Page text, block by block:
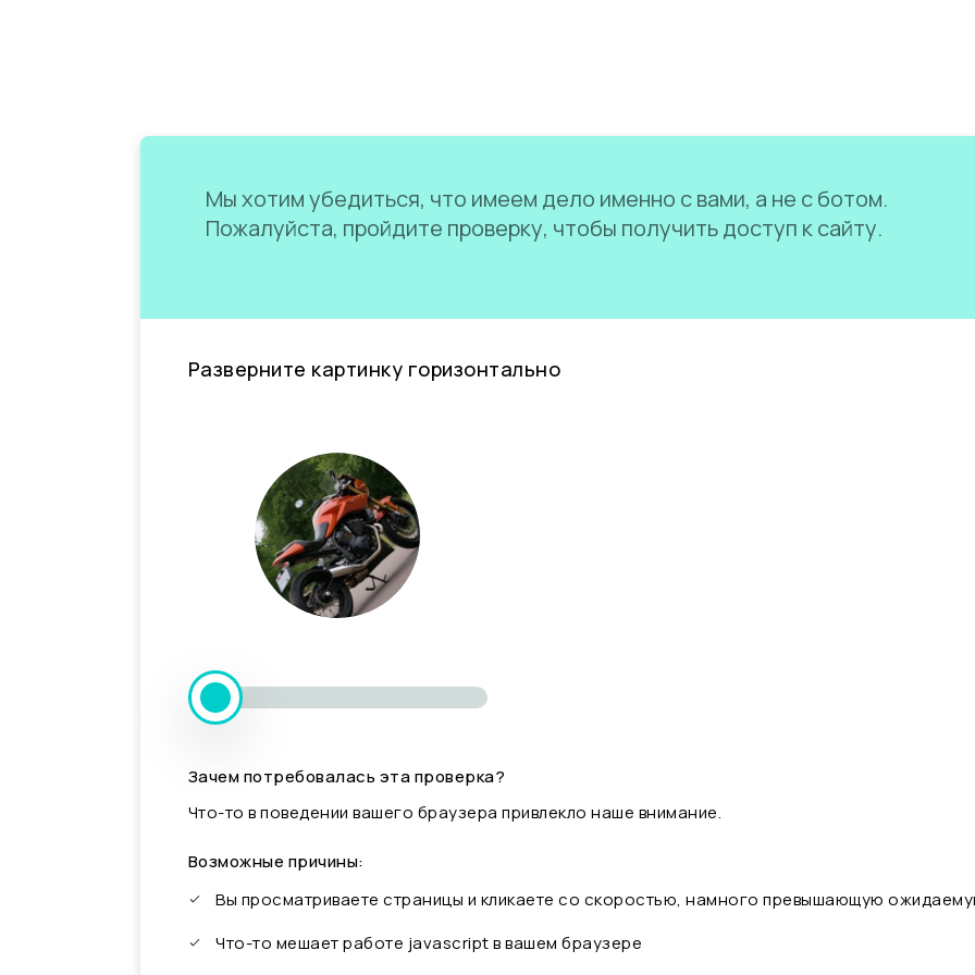
Мы хотим убедиться, что имеем дело именно с вами, а не с ботом.
Пожалуйста, пройдите проверку, чтобы получить доступ к сайту.
Разверните картинку горизонтально
Зачем потребовалась эта проверка?
Что-то в поведении вашего браузера привлекло наше внимание.
Возможные причины:
Вы просматриваете страницы и кликаете со скоростью, намного превышающую
Что-то мешает работе javascript в вашем браузере